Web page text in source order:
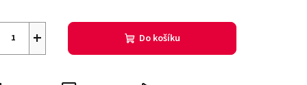
+ Do košíku